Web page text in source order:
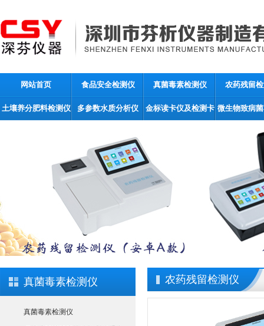
网站首页 食品安全检测仪 真菌毒素检测仪 农药残留
土壤养分肥料检测仪 多参数水质分析仪 金标读卡仪及检测卡 微生物致病
真菌毒素检测仪
真菌毒素检测仪
农药残留检测仪